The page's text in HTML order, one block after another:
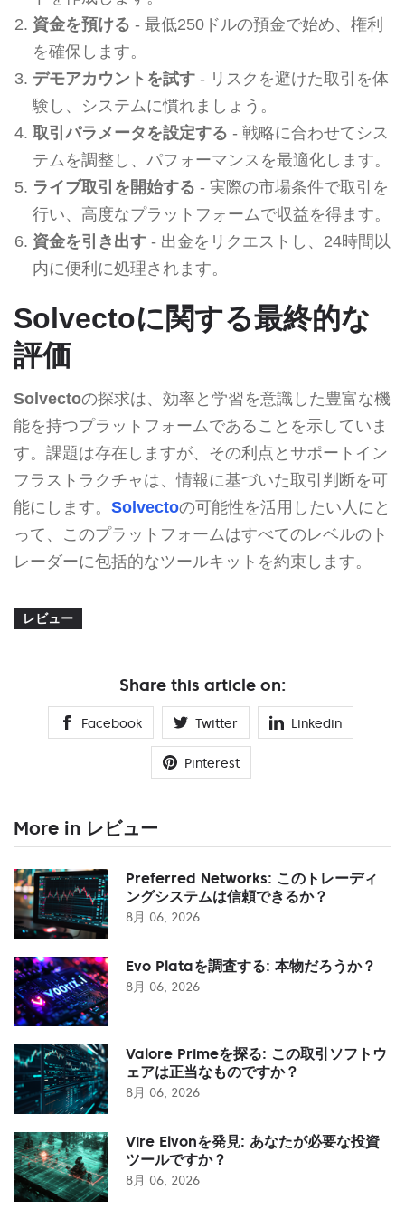
資金を預ける - 最低250ドルの預金で始め、権利
を確保します。
デモアカウントを試す- リスクを避けた取引を体
験し、システムに慣れましょう。
取引パラメータを設定する - 戦略に合わせてシス
テムを調整し、パフォーマンスを最適化します。
ライブ取引を開始する - 実際の市場条件で取引を
行い、高度なプラットフォームで収益を得ます。
資金を引き出す- 出金をリクエストし、24時間以
内に便利に処理されます。
Solvectoに関する最終的な
評価
Solvectoの探求は、効率と学習を意識した豊富な機
能を持つプラットフォームであることを示していま
す。課題は存在しますが、その利点とサポートイン
フラストラクチャは、情報に基づいた取引判断を可
能にします。 Solvectoの可能性を活用したい人にと
って、このプラットフォームはすべてのレベルのト
レーダーに包括的なツールキットを約束します。
レビュー
Share this article on:
Facebook Twitter Linkedin
Pinterest
More in レビュー
Preferred Networks: このトレーディ
ングシステムは信頼できるか？
8月 06, 2026
Evo Plataを調査する: 本物だろうか？
8月 06, 2026
Valore Primeを探る: この取引ソフトウ
ェアは正当なものですか？
8月 06, 2026
Vire Elvonを発見: あなたが必要な投資
ツールですか？
8月 06, 2026